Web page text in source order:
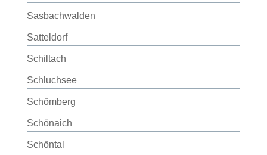
Sasbachwalden
Satteldorf
Schiltach
Schluchsee
Schömberg
Schönaich
Schöntal